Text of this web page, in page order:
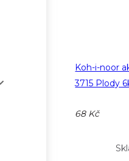
Koh-i-noor
3715 Plody
68 Kč